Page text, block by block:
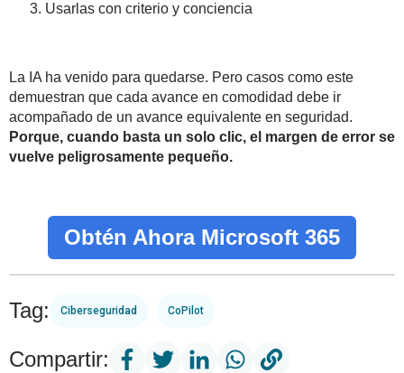
Usarlas con criterio y conciencia
La IA ha venido para quedarse. Pero casos como este
demuestran que cada avance en comodidad debe ir
acompañado de un avance equivalente en seguridad.
Porque, cuando basta un solo clic, el margen de error se
vuelve peligrosamente pequeño.
Obtén Ahora Microsoft 365
Tag: Ciberseguridad CoPilot
Compartir: